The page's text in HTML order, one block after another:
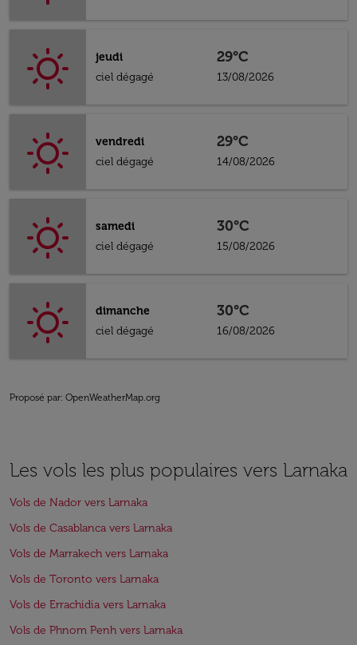
jeudi
ciel dégagé
29°C
13/08/2026
vendredi
ciel dégagé
29°C
14/08/2026
samedi
ciel dégagé
30°C
15/08/2026
dimanche
ciel dégagé
30°C
16/08/2026
Proposé par: OpenWeatherMap.org
Les vols les plus populaires vers Larnaka
Vols de Nador vers Larnaka
Vols de Casablanca vers Larnaka
Vols de Marrakech vers Larnaka
Vols de Toronto vers Larnaka
Vols de Errachidia vers Larnaka
Vols de Phnom Penh vers Larnaka